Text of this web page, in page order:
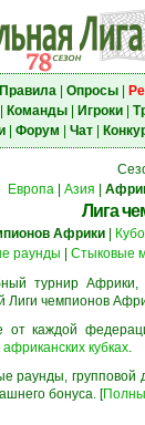
Правила| Опросы|
Команды| Игроки|
| Форум Чат|
Европа
Азия
Лига
Африки|
раунды
Стыковые
турнир
Лиги чемпионов
от каждой
кубках.
раунды,
бонуса. [